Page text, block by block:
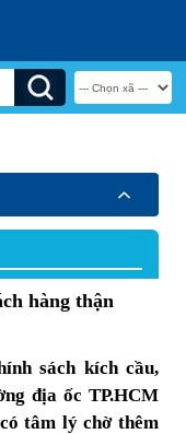
hàng thận
sách kích cầu,
địa ốc TP.HCM
tâm lý chờ thêm